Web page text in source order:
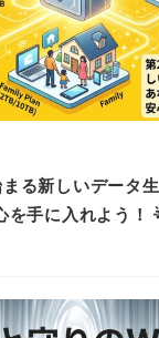
る新しいデータ
を手に入れよう！